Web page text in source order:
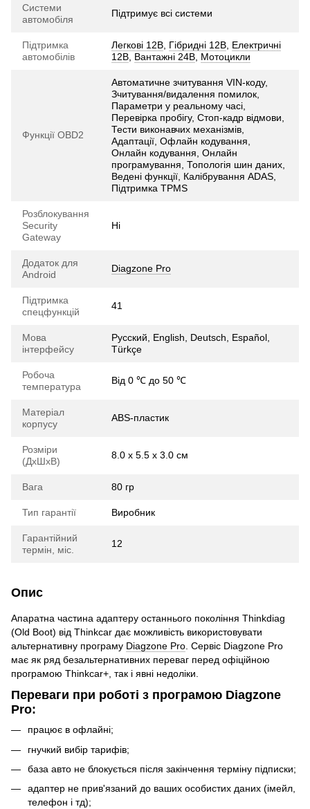
Системи
автомобіля
Підтримує всі системи
Підтримка
автомобілів
Легкові 12В Гібридні 12В Електричні
12В Вантажні 24В Мотоцикли
Функції OBD2
Автоматичне зчитування VIN-коду,
Зчитування/видалення помилок,
Параметри у реальному часі,
Перевірка пробігу, Стоп-кадр відмови,
Тести виконавчих механізмів,
Адаптації, Офлайн кодування,
Онлайн кодування, Онлайн
програмування, Топологія шин даних,
Ведені функції, Калібрування ADAS,
Підтримка TPMS
Розблокування
Security
Gateway
Ні
Додаток для
Android
Diagzone Pro
Підтримка
спецфункцій
41
Мова
інтерфейсу
Русский, English, Deutsch, Español,
Türkçe
Робоча
температура
Від 0 ℃ до 50 ℃
Матеріал
корпусу
ABS-пластик
Розміри
(ДхШхВ)
8.0 х 5.5 х 3.0 см
Вага 80 гр
Тип гарантії Виробник
Гарантійний
термін, міс.
12
Опис
Апаратна частина адаптеру останнього покоління Thinkdiag
(Old Boot) від Thinkcar дає можливість використовувати
альтернативну програму Diagzone Pro . Сервіс Diagzone Pro
має як ряд безальтернативних переваг перед офіційною
програмою Thinkcar+, так і явні недоліки.
Переваги при роботі з програмою Diagzone
Pro:
працює в офлайні;
гнучкий вибір тарифів;
база авто не блокується після закінчення терміну підписки;
адаптер не прив'язаний до ваших особистих даних (імейл,
телефон і тд);